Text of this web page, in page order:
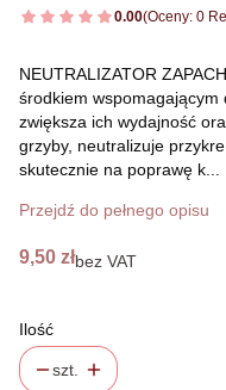
0.00(Oceny: 0
NEUTRALIZATOR
środkiem wspomagającym
zwiększa ich wydajność
grzyby, neutralizuje
skutecznie na poprawę k...
Przejdź do pełnego opisu
Cena
9,50 złbez VAT
Ilość
szt.